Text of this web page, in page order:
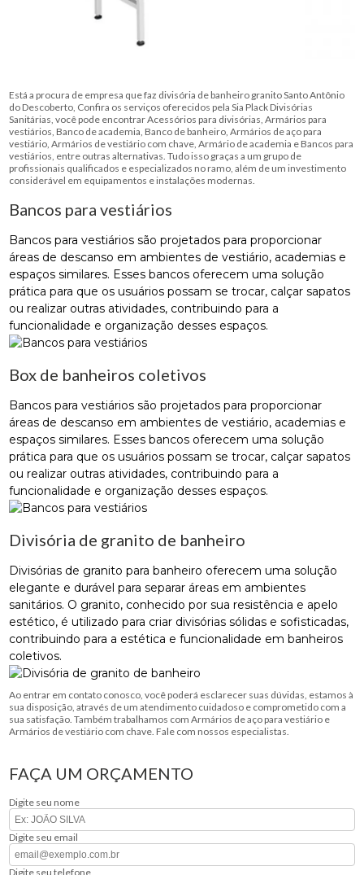
Está a procura de empresa que faz divisória de banheiro granito Santo Antônio
do Descoberto, Confira os serviços oferecidos pela Sia Plack Divisórias
Sanitárias, você pode encontrar Acessórios para divisórias, Armários para
vestiários, Banco de academia, Banco de banheiro, Armários de aço para
vestiário, Armários de vestiário com chave, Armário de academia e Bancos para
vestiários, entre outras alternativas. Tudo isso graças a um grupo de
profissionais qualificados e especializados no ramo, além de um investimento
considerável em equipamentos e instalações modernas.
Bancos para vestiários
Bancos para vestiários são projetados para proporcionar
áreas de descanso em ambientes de vestiário, academias e
espaços similares. Esses bancos oferecem uma solução
prática para que os usuários possam se trocar, calçar sapatos
ou realizar outras atividades, contribuindo para a
funcionalidade e organização desses espaços.
Box de banheiros coletivos
Bancos para vestiários são projetados para proporcionar
áreas de descanso em ambientes de vestiário, academias e
espaços similares. Esses bancos oferecem uma solução
prática para que os usuários possam se trocar, calçar sapatos
ou realizar outras atividades, contribuindo para a
funcionalidade e organização desses espaços.
Divisória de granito de banheiro
Divisórias de granito para banheiro oferecem uma solução
elegante e durável para separar áreas em ambientes
sanitários. O granito, conhecido por sua resistência e apelo
estético, é utilizado para criar divisórias sólidas e sofisticadas,
contribuindo para a estética e funcionalidade em banheiros
coletivos.
Ao entrar em contato conosco, você poderá esclarecer suas dúvidas, estamos à
sua disposição, através de um atendimento cuidadoso e comprometido com a
sua satisfação. Também trabalhamos com Armários de aço para vestiário e
Armários de vestiário com chave. Fale com nossos especialistas.
FAÇA UM ORÇAMENTO
Digite seu nome
Digite seu email
Digite seu telefone